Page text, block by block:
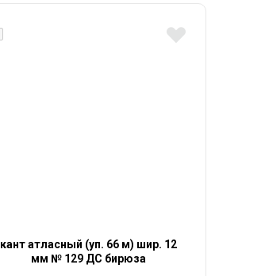
кант атласный (уп. 66 м) шир. 12
мм № 129 ДС бирюза